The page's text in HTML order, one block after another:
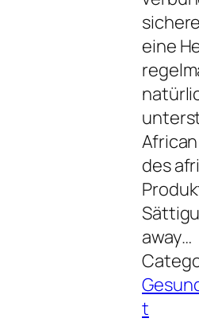
eine
des
away…
t